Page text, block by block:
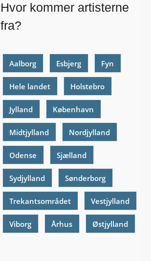
Hvor kommer artisterne
fra?
Aalborg Esbjerg Fyn
Hele landet Holstebro
Jylland København
Midtjylland Nordjylland
Odense Sjælland
Sydjylland Sønderborg
Trekantsområdet Vestjylland
Viborg Århus Østjylland